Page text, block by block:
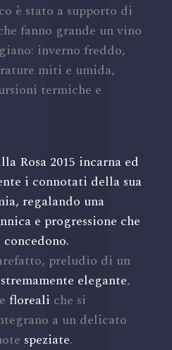
è stato a supporto di
fanno grande un vino
inverno freddo,
miti e umida,
termiche e
Rosa 2015 incarna ed
i connotati della sua
regalando una
e progressione che
preludio di un
elegante,
floreali che si
a un delicato
speziate.